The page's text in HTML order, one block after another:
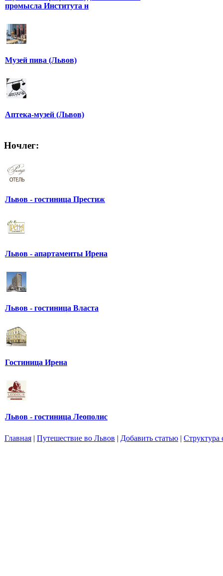
промысла Института н
Музей пива (Львов)
Аптека-музей (Львов)
Ночлег:
Львов - гостиница Престиж
Львов - апартаменты Ирена
Львов - гостиница Власта
Гостиница Ирена
Львов - гостиница Леополис
Главная | Путешествие во Львов | Добавить статью | Структура